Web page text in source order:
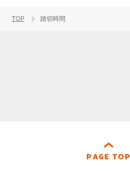
TOP 踏切時間
PAGE TOP